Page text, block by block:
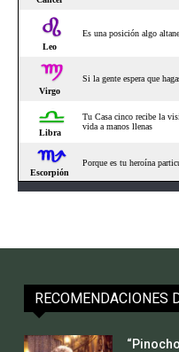
RECOMENDACIONES